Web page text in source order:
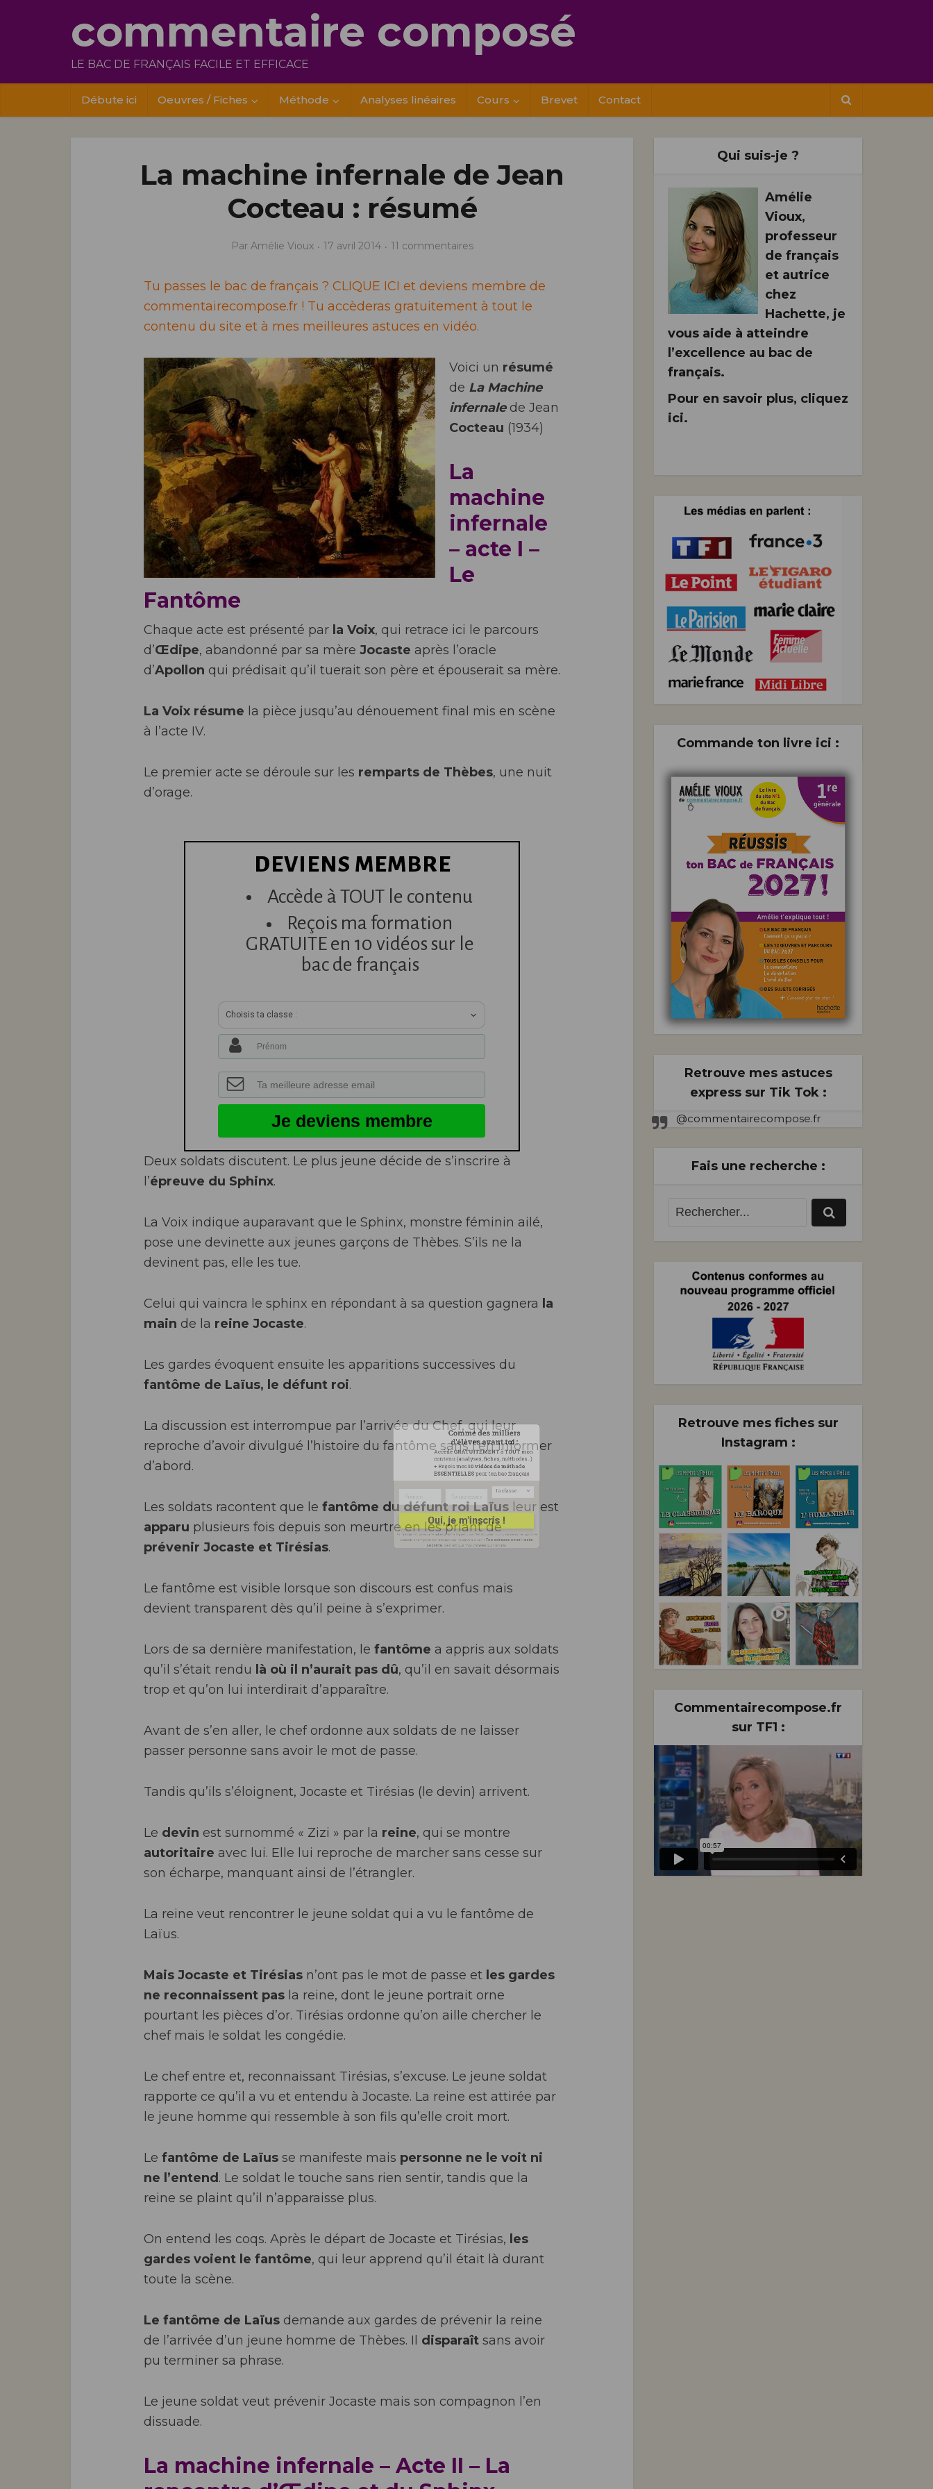
commentaire composé
LE BAC DE FRANÇAIS FACILE ET EFFICACE
Débute ici Oeuvres / Fiches Méthode Analyses linéaires Cours Brevet Contact
La machine infernale de Jean
Cocteau : résumé
Par Amélie Vioux 17 avril 2014 11 commentaires
Tu passes le bac de français ? CLIQUE ICI et deviens membre de
commentairecompose.fr ! Tu accèderas gratuitement à tout le
contenu du site et à mes meilleures astuces en vidéo.
Voici un résumé
de La Machine
infernalede Jean
Cocteau (1934)
La
machine
infernale
– acte I –
Le
Fantôme
Chaque acte est présenté par la Voix, qui retrace ici le parcours
d’Œdipe, abandonné par sa mère Jocaste après l’oracle
d’Apollon qui prédisait qu’il tuerait son père et épouserait sa mère.
La Voix résume la pièce jusqu’au dénouement final mis en scène
à l’acte IV.
Le premier acte se déroule sur les remparts de Thèbes, une nuit
d’orage.
DEVIENS MEMBRE
Accède à TOUT le contenu
Reçois ma formation
GRATUITE en 10 vidéos sur le
bac de français
Choisis ta classe :
Je deviens membre
Deux soldats discutent. Le plus jeune décide de s’inscrire à
l’épreuve du Sphinx.
La Voix indique auparavant que le Sphinx, monstre féminin ailé,
pose une devinette aux jeunes garçons de Thèbes. S’ils ne la
devinent pas, elle les tue.
Celui qui vaincra le sphinx en répondant à sa question gagnera la
main de la reine Jocaste.
Les gardes évoquent ensuite les apparitions successives du
fantôme de Laïus, le défunt roi.
La discussion est interrompue par l’arrivée du Chef, qui leur
reproche d’avoir divulgué l’histoire du fantôme sans l’en informer
d’abord.
Les soldats racontent que le fantôme du défunt roi Laïus leur est
apparu plusieurs fois depuis son meurtre en les priant de
prévenir Jocaste et Tirésias.
Le fantôme est visible lorsque son discours est confus mais
devient transparent dès qu’il peine à s’exprimer.
Lors de sa dernière manifestation, le fantôme a appris aux soldats
qu’il s’était rendu là où il n’aurait pas dû, qu’il en savait désormais
trop et qu’on lui interdirait d’apparaître.
Avant de s’en aller, le chef ordonne aux soldats de ne laisser
passer personne sans avoir le mot de passe.
Tandis qu’ils s’éloignent, Jocaste et Tirésias (le devin) arrivent.
Le devin est surnommé « Zizi » par la reine, qui se montre
autoritaire avec lui. Elle lui reproche de marcher sans cesse sur
son écharpe, manquant ainsi de l’étrangler.
La reine veut rencontrer le jeune soldat qui a vu le fantôme de
Laïus.
Mais Jocaste et Tirésias n’ont pas le mot de passe et les gardes
ne reconnaissent pas la reine, dont le jeune portrait orne
pourtant les pièces d’or. Tirésias ordonne qu’on aille chercher le
chef mais le soldat les congédie.
Le chef entre et, reconnaissant Tirésias, s’excuse. Le jeune soldat
rapporte ce qu’il a vu et entendu à Jocaste. La reine est attirée par
le jeune homme qui ressemble à son fils qu’elle croit mort.
Le fantôme de Laïus se manifeste mais personne ne le voit ni
ne l’entend . Le soldat le touche sans rien sentir, tandis que la
reine se plaint qu’il n’apparaisse plus.
On entend les coqs. Après le départ de Jocaste et Tirésias, les
gardes voient le fantôme, qui leur apprend qu’il était là durant
toute la scène.
Le fantôme de Laïus demande aux gardes de prévenir la reine
de l’arrivée d’un jeune homme de Thèbes. Il disparaît sans avoir
pu terminer sa phrase.
Le jeune soldat veut prévenir Jocaste mais son compagnon l’en
dissuade.
La machine infernale – Acte II – La
Qui suis-je ?
Amélie
Vioux,
professeur
de français
et autrice
chez
Hachette, je
vous aide à atteindre
l’excellence au bac de
français.
Pour en savoir plus, cliquez
ici.
Commande ton livre ici :
Retrouve mes astuces
express sur Tik Tok :
@commentairecompose.fr
Fais une recherche :
Retrouve mes fiches sur
Instagram :
Commentairecompose.fr
sur TF1 :
Comme des milliers
contenu (analyses, fiches, méthodes...)
+ Reçois mes10 vidéos
ESSENTIELLESpour ton bac français
PS : Inscris-toi avec une adresse email que tu vérifies souvent ou tu ne recevras pas mes
conseils à temps et ton inscription ne servira à rien !